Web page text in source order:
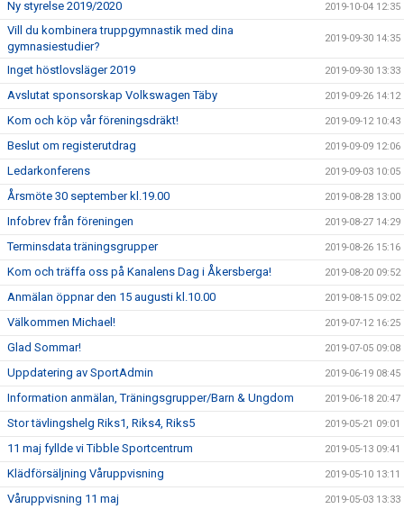
Ny styrelse 2019/2020 2019-10-04 12:35
Vill du kombinera truppgymnastik med dina
gymnasiestudier?
2019-09-30 14:35
Inget höstlovsläger 2019 2019-09-30 13:33
Avslutat sponsorskap Volkswagen Täby 2019-09-26 14:12
Kom och köp vår föreningsdräkt! 2019-09-12 10:43
Beslut om registerutdrag 2019-09-09 12:06
Ledarkonferens 2019-09-03 10:05
Årsmöte 30 september kl.19.00 2019-08-28 13:00
Infobrev från föreningen 2019-08-27 14:29
Terminsdata träningsgrupper 2019-08-26 15:16
Kom och träffa oss på Kanalens Dag i Åkersberga! 2019-08-20 09:52
Anmälan öppnar den 15 augusti kl.10.00 2019-08-15 09:02
Välkommen Michael! 2019-07-12 16:25
Glad Sommar! 2019-07-05 09:08
Uppdatering av SportAdmin 2019-06-19 08:45
Information anmälan, Träningsgrupper/Barn & Ungdom 2019-06-18 20:47
Stor tävlingshelg Riks1, Riks4, Riks5 2019-05-21 09:01
11 maj fyllde vi Tibble Sportcentrum 2019-05-13 09:41
Klädförsäljning Våruppvisning 2019-05-10 13:11
Våruppvisning 11 maj 2019-05-03 13:33